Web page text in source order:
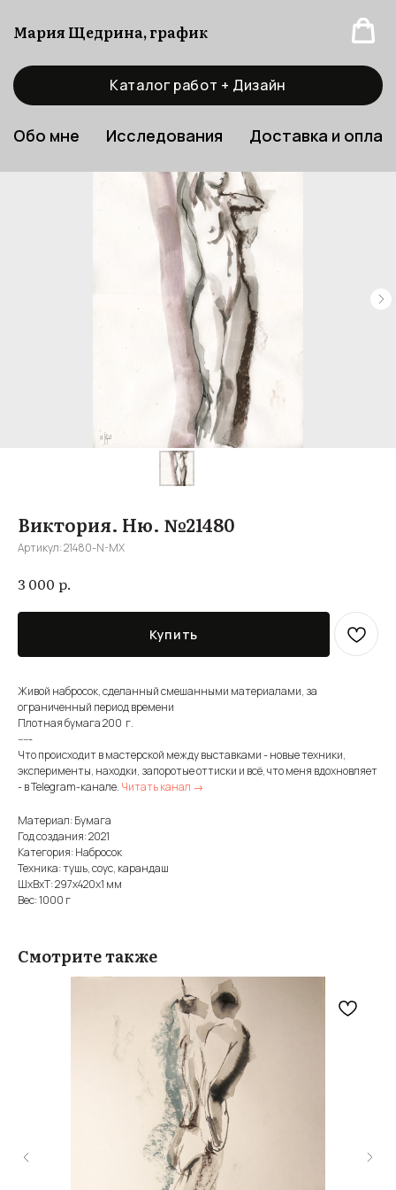
Мария Щедрина, график
Каталог работ + Дизайн
Обо мне Исследования Доставка и
Виктория. Ню. №21480
Артикул:21480-N-MX
3 000 р.
Купить
Живой набросок, сделанный смешанными материалами, за
ограниченный период времени
Плотная бумага 200 г.
-----
Что происходит в мастерской между выставками - новые техники,
эксперименты, находки, запоротые оттиски и всё, что меня вдохновляет
- в Telegram-канале. Читать канал →
Материал: Бумага
Год создания: 2021
Категория: Набросок
Техника: тушь, соус, карандаш
ШxВxТ: 297x420x1 мм
Вес: 1000 г
Смотрите также